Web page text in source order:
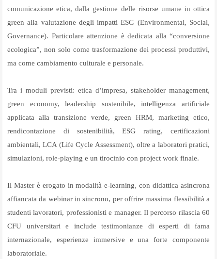
comunicazione etica, dalla gestione delle risorse umane in ottica
green alla valutazione degli impatti ESG (Environmental, Social,
Governance). Particolare attenzione è dedicata alla “conversione
ecologica”, non solo come trasformazione dei processi produttivi,
ma come cambiamento culturale e personale.
Tra i moduli previsti: etica d’impresa, stakeholder management,
green economy, leadership sostenibile, intelligenza artificiale
applicata alla transizione verde, green HRM, marketing etico,
rendicontazione di sostenibilità, ESG rating, certificazioni
ambientali, LCA (Life Cycle Assessment), oltre a laboratori pratici,
simulazioni, role-playing e un tirocinio con project work finale.
Il Master è erogato in modalità e-learning, con didattica asincrona
affiancata da webinar in sincrono, per offrire massima flessibilità a
studenti lavoratori, professionisti e manager. Il percorso rilascia 60
CFU universitari e include testimonianze di esperti di fama
internazionale, esperienze immersive e una forte componente
laboratoriale.